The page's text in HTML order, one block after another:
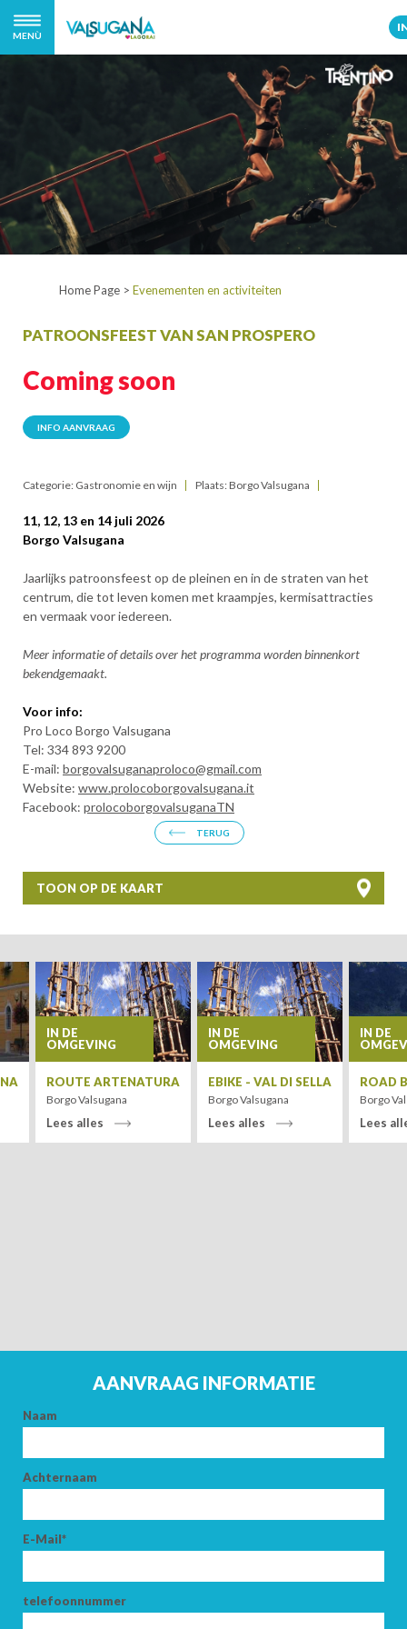
MENÙ
Home Page > Evenementen en activiteiten
PATROONSFEEST VAN SAN PROSPERO
Coming soon
INFO AANVRAAG
Categorie: Gastronomie en wijn Plaats: Borgo Valsugana
11, 12, 13 en 14 juli 2026
Borgo Valsugana
Jaarlijks patroonsfeest op de pleinen en in de straten van het
centrum, die tot leven komen met kraampjes, kermisattracties
en vermaak voor iedereen.
Meer informatie of details over het programma worden binnenkort
bekendgemaakt.
Voor info:
Pro Loco Borgo Valsugana
Tel: 334 893 9200
E-mail: borgovalsuganaproloco@gmail.com
Website: www.prolocoborgovalsugana.it
Facebook: prolocoborgovalsuganaTN
TERUG
TOON OP DE KAART
+
−
IN DE
OMGEVING
ROUTE ARTENATURA
Borgo Valsugana
Lees alles
IN DE
OMGEVING
EBIKE - VAL DI SELLA
Borgo Valsugana
Lees alles
IN DE
ROAD
Borgo
Lees
AANVRAAG INFORMATIE
Naam
Achternaam
E-Mail*
telefoonnummer